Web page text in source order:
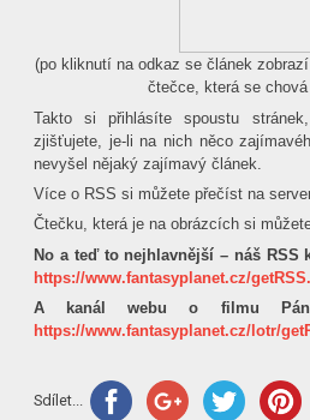
(po kliknutí na odkaz se článek
čtečce, která se
Takto si přihlásíte spoustu
zjišťujete, je-li na nich něco
nevyšel nějaký zajímavý článek.
Více o RSS si můžete přečíst na
Čtečku, která je na obrázcích si
No a teď to nejhlavnější – náš RSS
https://www.fantasyplanet.cz/
A kanál webu o filmu Pán
https://www.fantasyplanet.cz/lotr/
Sdílet...